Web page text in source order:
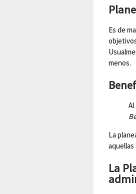
Es de
menos.
La
La